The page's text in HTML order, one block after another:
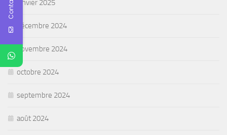
janvier 2025
décembre 2024
novembre 2024
octobre 2024
septembre 2024
août 2024